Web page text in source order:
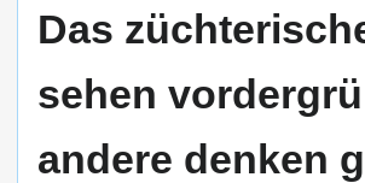
Das
sehen
andere denken